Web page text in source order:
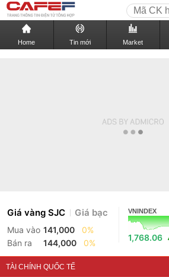
Home Tin mới Market
Giá vàng SJC Giá bạc
Mua vào 141,000
0%
Bán ra
144,000 0%
VNINDEX
1,768.06
TÀI CHÍNH QUỐC TẾ